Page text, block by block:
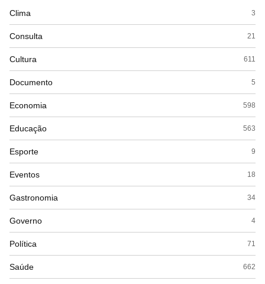
Clima 3
Consulta 21
Cultura 611
Documento 5
Economia 598
Educação 563
Esporte 9
Eventos 18
Gastronomia 34
Governo 4
Política 71
Saúde 662